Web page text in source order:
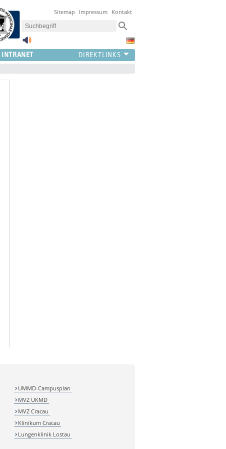
Sitemap Impressum Kontakt
INTRANET
UMMD-Campusplan
MVZ UKMD
MVZ Cracau
Klinikum Cracau
Lungenklinik Lostau